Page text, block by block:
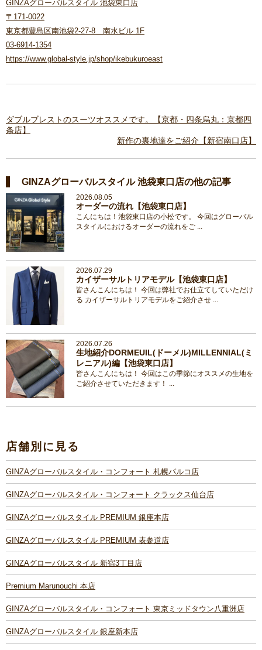
GINZAグローバルスタイル 池袋東口店
〒171-0022
東京都豊島区南池袋2-27-8 南水ビル 1F
03-6914-1354
https://www.global-style.jp/shop/ikebukuroeast
ダブルブレストのスーツオススメです。【京都・四条烏丸：京都四
条店】
新作の裏地達をご紹介【新宿南口店】
GINZAグローバルスタイル 池袋東口店の他の記事
2026.08.05
オーダーの流れ【池袋東口店】
こんにちは！池袋東口店の小松です。 今回はグローバル
スタイルにおけるオーダーの流れをご ...
2026.07.29
カイザーサルトリアモデル【池袋東口店】
皆さんこんにちは！ 今回は弊社でお仕立てしていただけ
る カイザーサルトリアモデルをご紹介させ ...
2026.07.26
生地紹介DORMEUIL(ドーメル)MILLENNIAL(ミ
レニアル)編【池袋東口店】
皆さんこんにちは！ 今回はこの季節にオススメの生地を
ご紹介させていただきます！ ...
店舗別に見る
GINZAグローバルスタイル・コンフォート 札幌パルコ店
GINZAグローバルスタイル・コンフォート クラックス仙台店
GINZAグローバルスタイル PREMIUM 銀座本店
GINZAグローバルスタイル PREMIUM 表参道店
GINZAグローバルスタイル 新宿3丁目店
Premium Marunouchi 本店
GINZAグローバルスタイル・コンフォート 東京ミッドタウン八重洲店
GINZAグローバルスタイル 銀座新本店